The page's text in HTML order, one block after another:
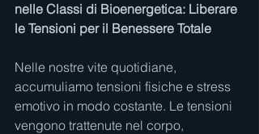
nelle Classi di Bioenergetica: Liberare
le Tensioni per il Benessere Totale
Nelle nostre vite quotidiane,
accumuliamo tensioni fisiche e stress
emotivo in modo costante. Le tensioni
vengono trattenute nel corpo,